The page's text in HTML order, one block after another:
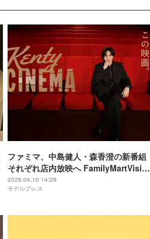
ファミマ、中島健人・森香澄の新番組
それぞれ店内放映へ FamilyMartVision
を「ファミマTV」に改称
2026.04.10 14:29
モデルプレス